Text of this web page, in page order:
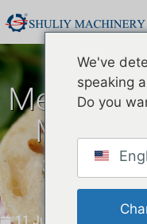
Mesin
Molitor
solusi
11 Juli 2023
We've
speaking
Do you